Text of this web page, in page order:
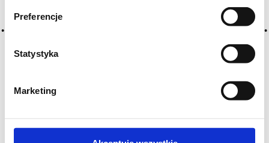
Preferencje
Statystyka
Marketing